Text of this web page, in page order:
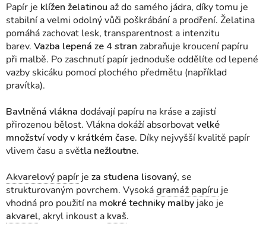
Papír je klížen želatinou až do samého jádra, díky tomu je
stabilní a velmi odolný vůči poškrábání a prodření. Želatina
pomáhá zachovat lesk, transparentnost a intenzitu
barev. Vazba lepená ze 4 stran zabraňuje kroucení papíru
při malbě. Po zaschnutí papír jednoduše oddělíte od lepené
vazby skicáku pomocí plochého předmětu (například
pravítka).
Bavlněná vlákna dodávají papíru na kráse a zajistí
přirozenou bělost. Vlákna dokáží absorbovatvelké
množství vody v krátkém čase. Díky nejvyšší kvalitě papír
vlivem času a světla nežloutne.
Akvarelový papír je za studena lisovaný, se
strukturovaným povrchem. Vysoká gramáž papíru je
vhodná pro použití na mokré techniky malby jako je
akvarel, akryl inkoust a kvaš.